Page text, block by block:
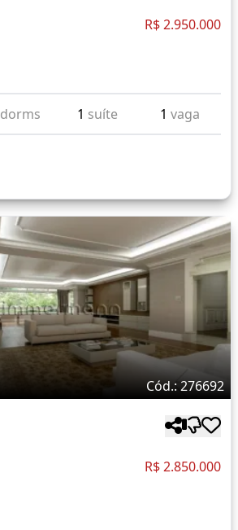
R$ 2.950.000
dorms 1 suíte 1 vaga
Cód.: 276692
R$ 2.850.000